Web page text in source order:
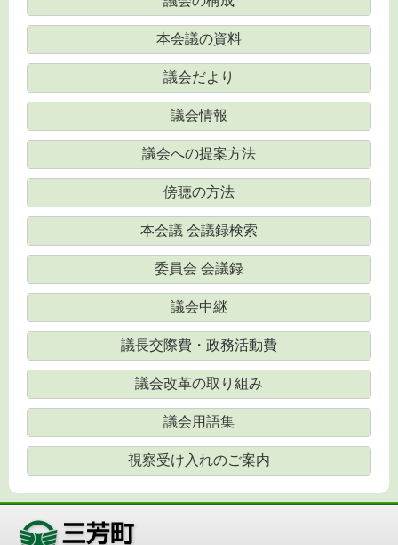
本会議の資料
議会だより
議会情報
議会への提案方法
傍聴の方法
本会議 会議録検索
委員会 会議録
議会中継
議長交際費・政務活動費
議会改革の取り組み
議会用語集
視察受け入れのご案内